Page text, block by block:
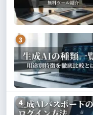
3
4